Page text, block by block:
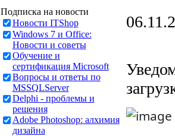
Подписка на новости
Новости ITShop
Windows 7 и Office:
Новости и советы
Обучение и
сертификация Microsoft
Вопросы и ответы по
MSSQLServer
Delphi - проблемы и
решения
Adobe Photoshop: алхимия
дизайна